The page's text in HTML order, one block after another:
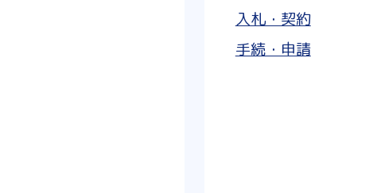
入札・契約
手続・申請